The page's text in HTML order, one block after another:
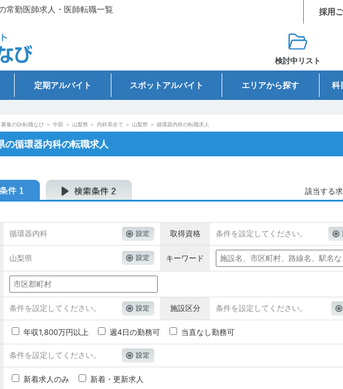
常勤医師求人・医師転職一覧 採用
検討中リスト
定期アルバイト スポットアルバイト エリアから探す 科
集のDr.転職なび ＞ 中部 ＞ 山梨県 ＞ 内科系全て ＞ 山梨県 ＞ 循環器内科の転職求人
の循環器内科の転職求人
該当する
循環器内科 取得資格 条件を設定してください。
山梨県 キーワード
条件を設定してください。 施設区分 条件を設定してください。
年収1,800万円以上 週4日の勤務可 当直なし勤務可
条件を設定してください。
新着求人のみ 新着・更新求人